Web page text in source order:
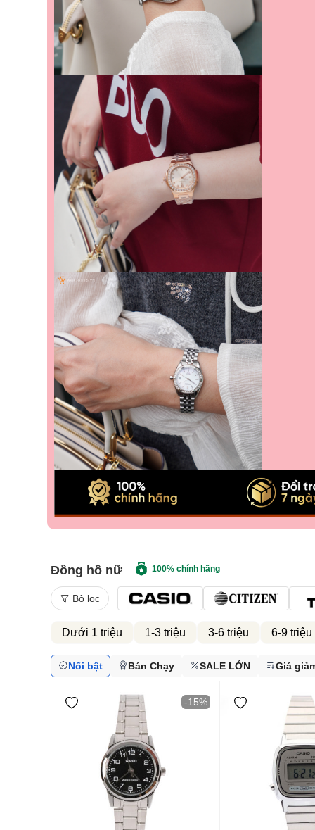
Đồng hồ nữ 100% chính hãng
Bộ lọc
Dưới 1 triệu 1-3 triệu 3-6 triệu 6-9 triệu
Nổi bật Bán Chạy SALE LỚN Giá
-15%